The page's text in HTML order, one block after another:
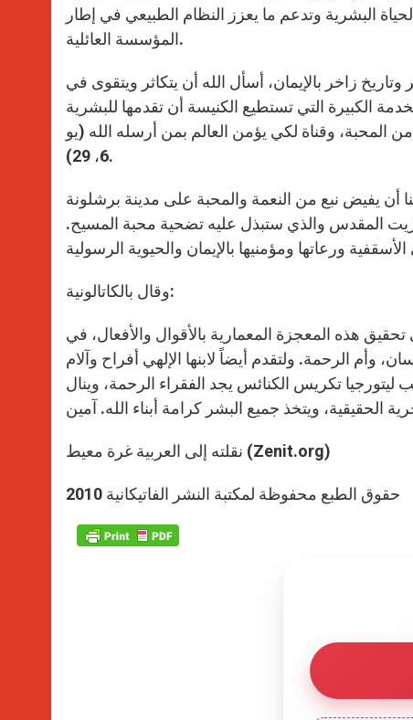
البشرية وتدعم ما يعزز النظام الطبيعي في إطار
المؤسسة العائلية.
زاخر بالإيمان، أسأل الله أن يتكاثر ويتقوى في
الكبيرة التي تستطيع الكنيسة أن تقدمها للبشرية
المحبة، وقناة لكي يؤمن العالم بمن أرسله الله (يو
6، 29).
أن يفيض نبع من النعمة والمحبة على مدينة برشلونة
المقدس والذي ستبذل عليه تضحية محبة المسيح.
وقال بالكاتالونية:
هذه المعجزة المعمارية بالأقوال والأفعال، في
وأم الرحمة. ولتقدم أيضاً لابنها الإلهي أفراح وآلام
تكريس الكنائس يجد الفقراء الرحمة، وينال
نقلته إلى العربية غرة معيط (Zenit.org)
حقوق الطبع محفوظة لمكتبة النشر الفاتيكانية 2010